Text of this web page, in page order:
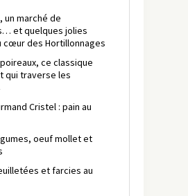
un marché de
et quelques jolies
cœur des Hortillonnages
ce classique
qui traverse les
Cristel : pain au
oeuf mollet et
et farcies au